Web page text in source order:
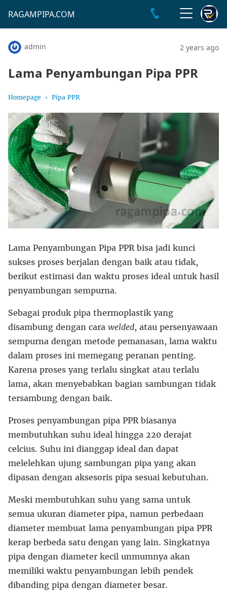
RAGAMPIPA.COM
admin 2 years ago
Lama Penyambungan Pipa PPR
Homepage Pipa PPR
Lama Penyambungan Pipa PPR bisa jadi kunci
sukses proses berjalan dengan baik atau tidak,
berikut estimasi dan waktu proses ideal untuk hasil
penyambungan sempurna.
Sebagai produk pipa thermoplastik yang
disambung dengan cara welded, atau persenyawaan
sempurna dengan metode pemanasan, lama waktu
dalam proses ini memegang peranan penting.
Karena proses yang terlalu singkat atau terlalu
lama, akan menyebabkan bagian sambungan tidak
tersambung dengan baik.
Proses penyambungan pipa PPR biasanya
membutuhkan suhu ideal hingga 220 derajat
celcius. Suhu ini dianggap ideal dan dapat
melelehkan ujung sambungan pipa yang akan
dipasan dengan aksesoris pipa sesuai kebutuhan.
Meski membutuhkan suhu yang sama untuk
semua ukuran diameter pipa, namun perbedaan
diameter membuat lama penyambungan pipa PPR
kerap berbeda satu dengan yang lain. Singkatnya
pipa dengan diameter kecil unmumnya akan
memiliki waktu penyambungan lebih pendek
dibanding pipa dengan diameter besar.